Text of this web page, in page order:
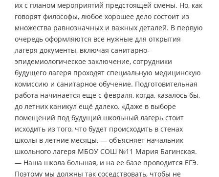
их с планом мероприятий предстоящей смены. Но, как
говорят философы, любое хорошее дело состоит из
множества равнозначных и важных деталей. В первую
очередь оформляются все нужные для открытия
лагеря документы, включая санитарно-
эпидемиологическое заключение, сотрудники
будущего лагеря проходят специальную медицинскую
комиссию и санитарное обучение. Подготовительная
работа начинается еще с февраля, когда, казалось бы,
до летних каникул ещё далеко. «Даже в выборе
помещений под будущий школьный лагерь стоит
исходить из того, что будет происходить в стенах
школы в летние месяцы, — объясняет начальник
школьного лагеря МБОУ СОШ №11 Мария Багинская.
— Наша школа большая, и на ее базе проводится ЕГЭ.
Поэтому мы должны так соседствовать, чтобы не